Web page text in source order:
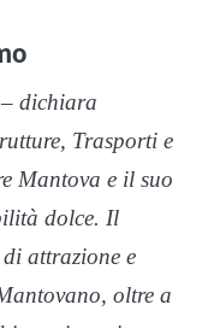
dichiara
Trasporti e
Mantova e il suo
dolce. Il
attrazione e
oltre a